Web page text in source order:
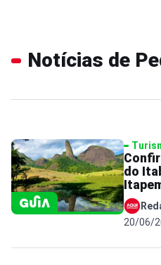
Notícias de
do
20/06/